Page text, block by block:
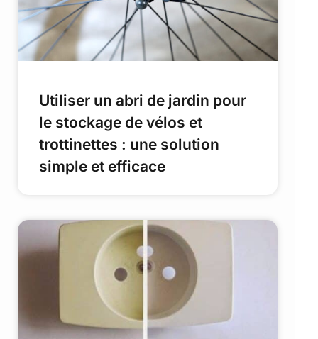
Utiliser un abri de jardin pour
le stockage de vélos et
trottinettes : une solution
simple et efficace